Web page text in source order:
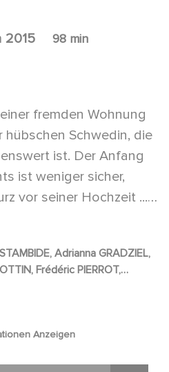
2015
98 min
fremden Wohnung
hübschen Schwedin, die
ist. Der Anfang
ist weniger sicher,
vor seiner Hochzeit ...